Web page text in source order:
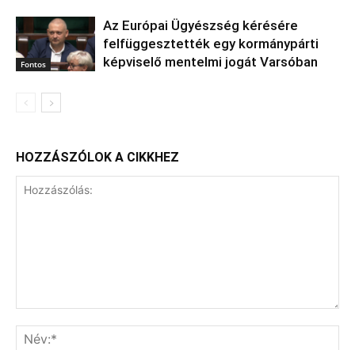
Fontos
Az Európai Ügyészség kérésére
felfüggesztették egy kormánypárti
képviselő mentelmi jogát Varsóban
HOZZÁSZÓLOK A CIKKHEZ